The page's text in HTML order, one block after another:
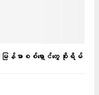
မာစစ်ရှောင်တွေ စိုးရိမ်